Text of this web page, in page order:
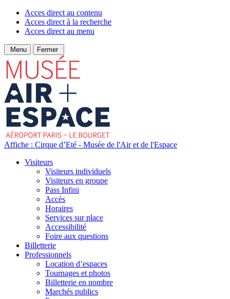
Acces direct au contenu
Acces direct à la recherche
Acces direct au menu
Menu Fermer
Affiche : Cirque d’Eté - Musée de l'Air et de l'Espace
Visiteurs
Visiteurs individuels
Visiteurs en groupe
Pass Infini
Accès
Horaires
Services sur place
Accessibilité
Foire aux questions
Billetterie
Professionnels
Location d’espaces
Tournages et photos
Billetterie en nombre
Marchés publics